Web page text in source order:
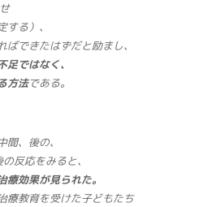
する）、
できたはずだと励まし、
ではなく、
方法である。
、後の、
反応をみると、
効果が見られた。
療教育を受けた子どもたち